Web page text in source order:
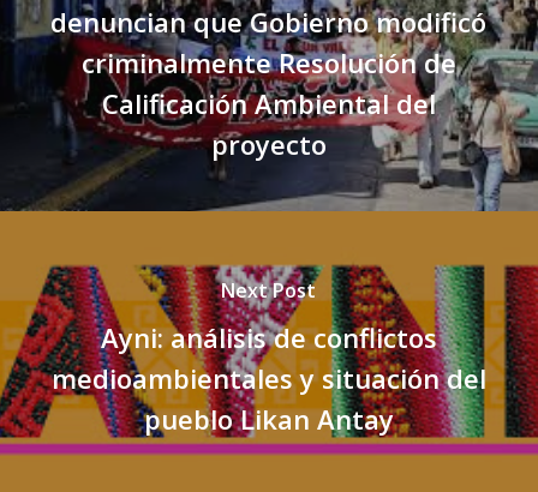
denuncian que Gobierno modificó
criminalmente Resolución de
Calificación Ambiental del
proyecto
Next Post
Ayni: análisis de conflictos
medioambientales y situación del
pueblo Likan Antay